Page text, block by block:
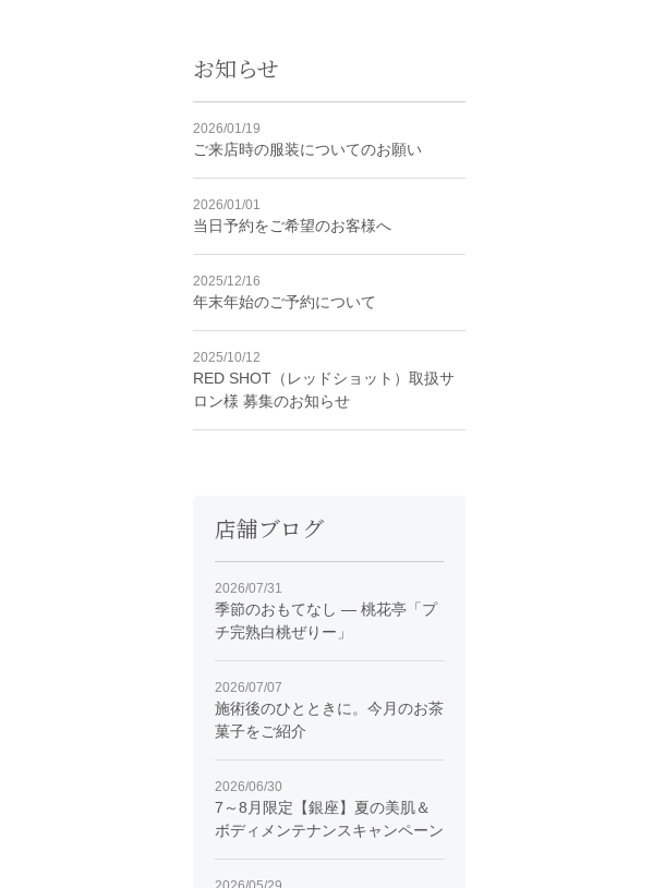
お知らせ
2026/01/19
ご来店時の服装についてのお願い
2026/01/01
当日予約をご希望のお客様へ
2025/12/16
年末年始のご予約について
2025/10/12
RED SHOT（レッドショット）取扱サ
ロン様 募集のお知らせ
店舗ブログ
2026/07/31
季節のおもてなし ― 桃花亭「プ
チ完熟白桃ぜりー」
2026/07/07
施術後のひとときに。今月のお茶
菓子をご紹介
2026/06/30
7～8月限定【銀座】夏の美肌＆
ボディメンテナンスキャンペーン